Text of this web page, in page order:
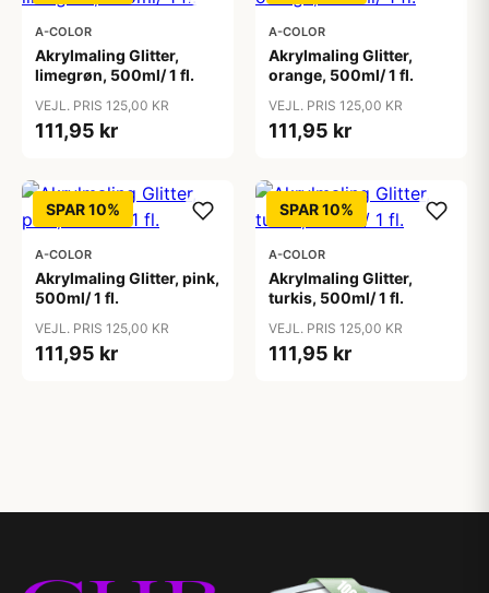
A-COLOR
Akrylmaling Glitter,
limegrøn, 500ml/ 1 fl.
VEJL. PRIS 125,00 KR
111,95 kr
A-COLOR
Akrylmaling Glitter,
orange, 500ml/ 1 fl.
VEJL. PRIS 125,00 KR
111,95 kr
SPAR 10%
A-COLOR
Akrylmaling Glitter, pink,
500ml/ 1 fl.
VEJL. PRIS 125,00 KR
111,95 kr
SPAR 10%
A-COLOR
Akrylmaling Glitter,
turkis, 500ml/ 1 fl.
VEJL. PRIS 125,00 KR
111,95 kr